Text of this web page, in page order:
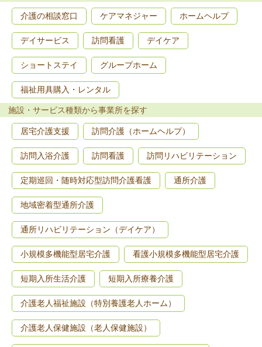
介護の相談窓口 ケアマネジャー ホームヘルプ
デイサービス 訪問看護 デイケア
ショートステイ グループホーム
福祉用具購入・レンタル
施設・サービス種類から事業所を探す
居宅介護支援 訪問介護（ホームヘルプ）
訪問入浴介護 訪問看護 訪問リハビリテーション
定期巡回・随時対応型訪問介護看護 通所介護
地域密着型通所介護
通所リハビリテーション（デイケア）
小規模多機能型居宅介護 看護小規模多機能型居宅介護
短期入所生活介護 短期入所療養介護
介護老人福祉施設（特別養護老人ホーム）
介護老人保健施設（老人保健施設）